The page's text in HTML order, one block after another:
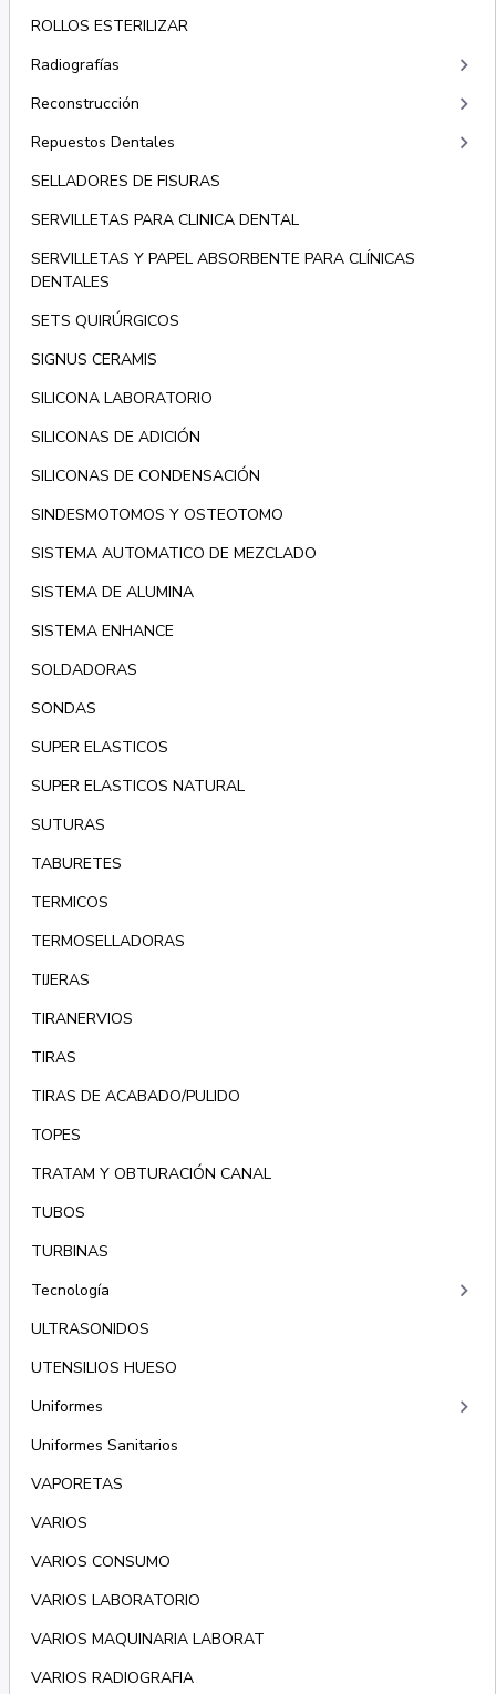
ROLLOS ESTERILIZAR
Radiografías
keyboard_arrow_right
Reconstrucción keyboard_arrow_right
Repuestos Dentales keyboard_arrow_right
SELLADORES DE FISURAS
SERVILLETAS PARA CLINICA DENTAL
SERVILLETAS Y PAPEL ABSORBENTE PARA CLÍNICAS
DENTALES
SETS QUIRÚRGICOS
SIGNUS CERAMIS
SILICONA LABORATORIO
SILICONAS DE ADICIÓN
SILICONAS DE CONDENSACIÓN
SINDESMOTOMOS Y OSTEOTOMO
SISTEMA AUTOMATICO DE MEZCLADO
SISTEMA DE ALUMINA
SISTEMA ENHANCE
SOLDADORAS
SONDAS
SUPER ELASTICOS
SUPER ELASTICOS NATURAL
SUTURAS
TABURETES
TERMICOS
TERMOSELLADORAS
TIJERAS
TIRANERVIOS
TIRAS
TIRAS DE ACABADO/PULIDO
TOPES
TRATAM Y OBTURACIÓN CANAL
TUBOS
TURBINAS
Tecnología
keyboard_arrow_right
ULTRASONIDOS
UTENSILIOS HUESO
Uniformes
keyboard_arrow_right
Uniformes Sanitarios
VAPORETAS
VARIOS
VARIOS CONSUMO
VARIOS LABORATORIO
VARIOS MAQUINARIA LABORAT
VARIOS RADIOGRAFIA